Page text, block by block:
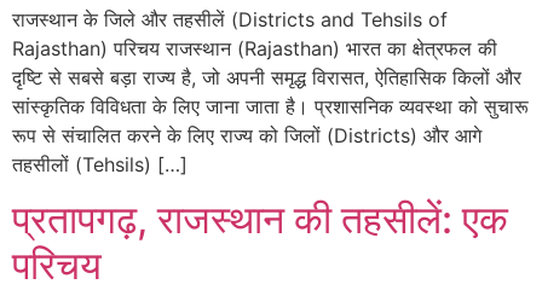
राजस्थान के जिले और तहसीलें (Districts and Tehsils of
Rajasthan) परिचय राजस्थान (Rajasthan) भारत का क्षेत्रफल की
दृष्टि से सबसे बड़ा राज्य है, जो अपनी समृद्ध विरासत, ऐतिहासिक किलों और
सांस्कृतिक विविधता के लिए जाना जाता है। प्रशासनिक व्यवस्था को सुचारू
रूप से संचालित करने के लिए राज्य को जिलों (Districts) और आगे
तहसीलों (Tehsils) […]
प्रतापगढ़, राजस्थान की तहसीलें: एक
परिचय